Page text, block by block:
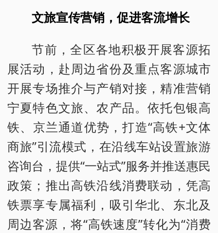
文旅宣传营销，促进客流增长
节前，全区各地积极开展客源拓
展活动，赴周边省份及重点客源城市
开展专场推介与产销对接，精准营销
宁夏特色文旅、农产品。依托包银高
铁、京兰通道优势，打造“高铁+文体
商旅”引流模式，在沿线车站设置旅游
咨询台，提供“一站式”服务并推送惠民
政策；推出高铁沿线消费联动，凭高
铁票享专属福利，吸引华北、东北及
周边客源，将“高铁速度”转化为“消费